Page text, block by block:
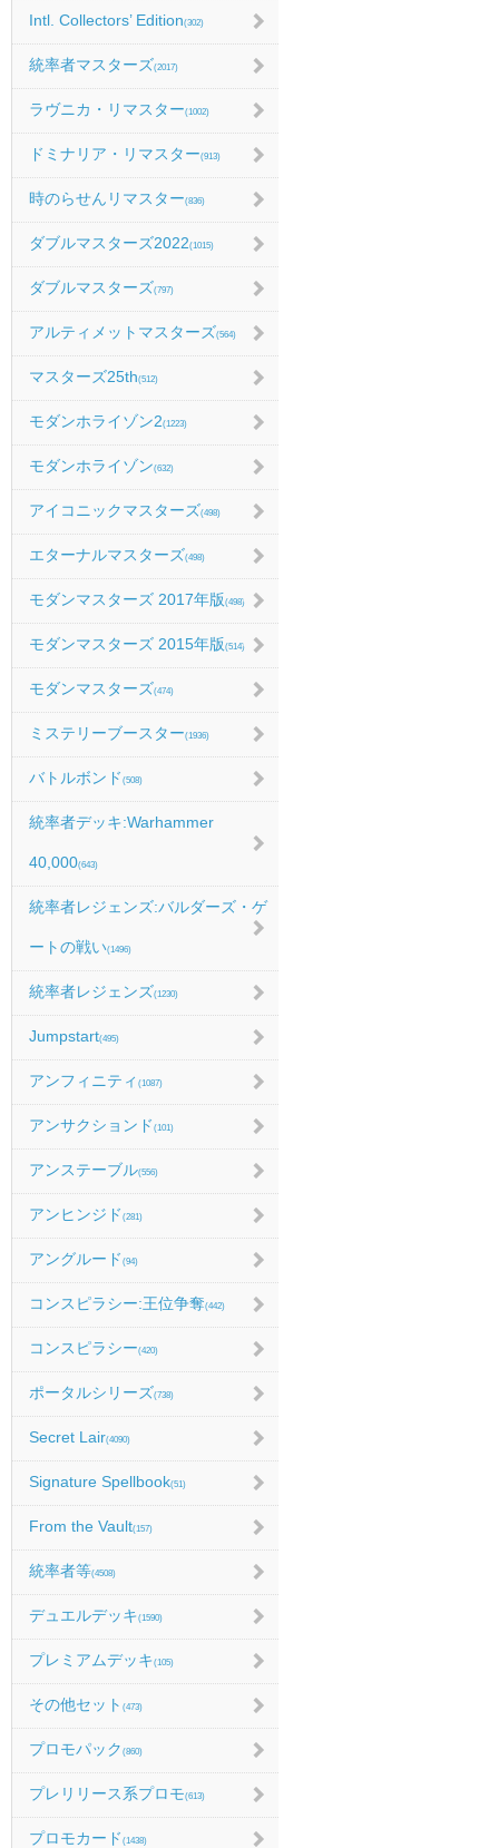
Intl. Collectors’ Edition(302)
統率者マスターズ(2017)
ラヴニカ・リマスター(1002)
ドミナリア・リマスター(913)
時のらせんリマスター(836)
ダブルマスターズ2022(1015)
ダブルマスターズ(797)
アルティメットマスターズ(564)
マスターズ25th(512)
モダンホライゾン2(1223)
モダンホライゾン(632)
アイコニックマスターズ(498)
エターナルマスターズ(498)
モダンマスターズ 2017年版(498)
モダンマスターズ 2015年版(514)
モダンマスターズ(474)
ミステリーブースター(1936)
バトルボンド (508)
統率者デッキ:Warhammer
40,000(643)
統率者レジェンズ:バルダーズ・ゲ
ートの戦い(1496)
統率者レジェンズ(1230)
Jumpstart(495)
アンフィニティ (1087)
アンサクションド (101)
アンステーブル(556)
アンヒンジド (281)
アングルード (94)
コンスピラシー:王位争奪(442)
コンスピラシー(420)
ポータルシリーズ(738)
Secret Lair(4090)
Signature Spellbook(51)
From the Vault(157)
統率者等(4508)
デュエルデッキ(1590)
プレミアムデッキ(105)
その他セット (473)
プロモパック (860)
プレリリース系プロモ(613)
プロモカード (1438)